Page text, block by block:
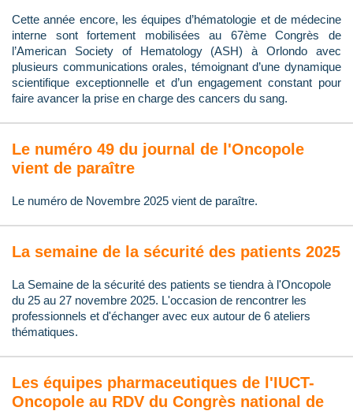
Cette année encore, les équipes d’hématologie et de médecine
interne sont fortement mobilisées au 67ème Congrès de
l’American Society of Hematology (ASH) à Orlondo avec
plusieurs communications orales, témoignant d’une dynamique
scientifique exceptionnelle et d’un engagement constant pour
faire avancer la prise en charge des cancers du sang.
Le numéro 49 du journal de l'Oncopole
vient de paraître
Le numéro de Novembre 2025 vient de paraître.
La semaine de la sécurité des patients 2025
La Semaine de la sécurité des patients se tiendra à l'Oncopole
du 25 au 27 novembre 2025. L'occasion de rencontrer les
professionnels et d'échanger avec eux autour de 6 ateliers
thématiques.
Les équipes pharmaceutiques de l'IUCT-
Oncopole au RDV du Congrès national de